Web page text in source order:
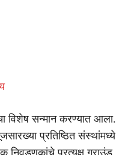
विशेष सन्मान करण्यात आला.
प्रतिष्ठित संस्थांमध्ये
निवडणुकांचे प्रत्यक्ष ग्राउंड